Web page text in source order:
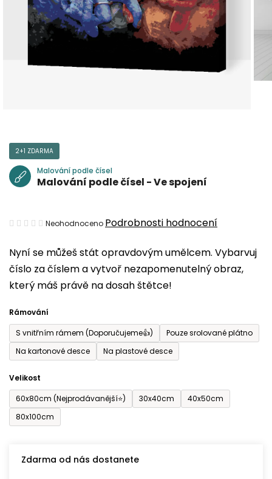
Nyní se můžeš stát opravdovým umělcem. Vybarvuj
číslo za číslem a vytvoř nezapomenutelný obraz,
který máš právě na dosah štětce!
Rámování
S vnitřním rámem (Doporučujeme👍)
Pouze srolované plátno
Na kartonové desce
Na plastové desce
Velikost
60x80cm (Nejprodávanější⭐)
30x40cm
40x50cm
80x100cm
Zdarma od nás dostanete
2+1 ZDARMA
Malování podle čísel
Malování podle čísel - Ve spojení
Průměrné
produktu
je
0,0
5
hvězdiček.
Neohodnoceno Podrobnosti hodnocení